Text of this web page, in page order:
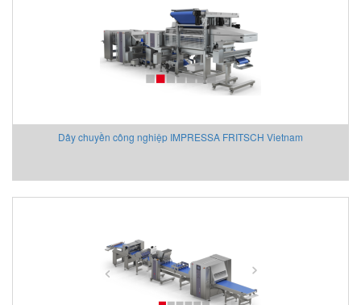
Dây chuyền công nghiệp IMPRESSA FRITSCH Vietnam